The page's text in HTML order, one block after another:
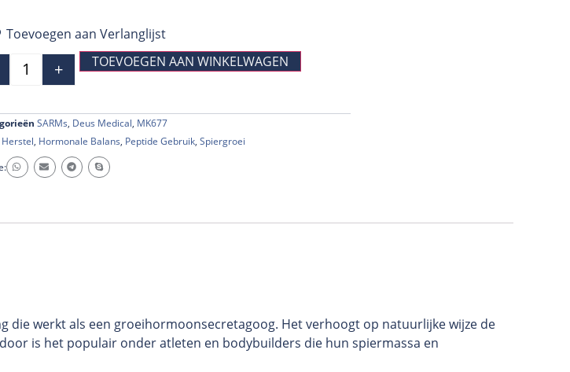
Toevoegen aan Verlanglijst
+ TOEVOEGEN AAN WINKELWAGEN
SARMs, Deus Medical, MK677
Herstel, Hormonale Balans, Peptide Gebruik, Spiergroei
werkt als een groeihormoonsecretagoog. Het verhoogt op natuurlijke wijze de
is het populair onder atleten en bodybuilders die hun spiermassa en